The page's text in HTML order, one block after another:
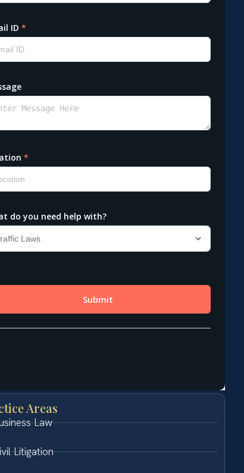
Areas
Law
Litigation